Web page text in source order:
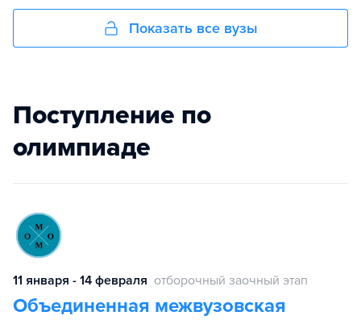
Показать все вузы
Поступление по
олимпиаде
11 января - 14 февраля отборочный заочный этап
Объединенная межвузовская